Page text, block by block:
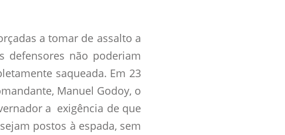
a tomar de assalto a
defensores não poderiam
saqueada. Em 23
Manuel Godoy, o
a exigência de que
postos à espada, sem